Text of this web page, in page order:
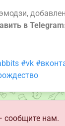
в
#vk
сообщите нам.